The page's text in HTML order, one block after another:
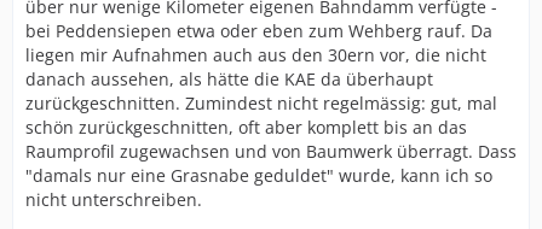
über nur wenige Kilometer eigenen Bahndamm verfügte -
bei Peddensiepen etwa oder eben zum Wehberg rauf. Da
liegen mir Aufnahmen auch aus den 30ern vor, die nicht
danach aussehen, als hätte die KAE da überhaupt
zurückgeschnitten. Zumindest nicht regelmässig: gut, mal
schön zurückgeschnitten, oft aber komplett bis an das
Raumprofil zugewachsen und von Baumwerk überragt. Dass
"damals nur eine Grasnabe geduldet" wurde, kann ich so
nicht unterschreiben.